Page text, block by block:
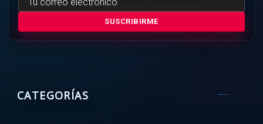
SUSCRIBIRME
CATEGORÍAS